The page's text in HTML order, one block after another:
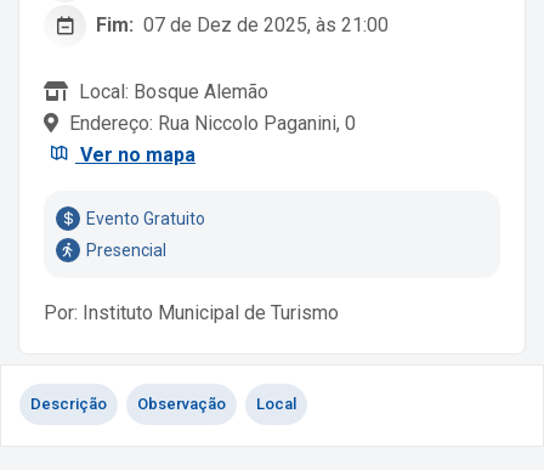
Fim: 07 de Dez de 2025, às 21:00
Local: Bosque Alemão
Endereço: Rua Niccolo Paganini, 0
Ver no mapa
Evento Gratuito
Presencial
Por: Instituto Municipal de Turismo
Descrição Observação Local